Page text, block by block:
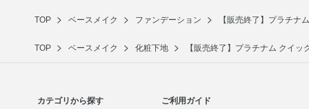
TOP ベースメイク ファンデーション 【販売終了】プラチナ
TOP ベースメイク 化粧下地 【販売終了】プラチナム クイ
カテゴリから探す ご利用ガイド